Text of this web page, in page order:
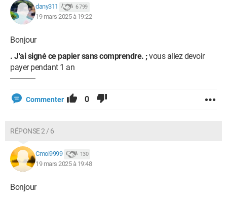
dany311 6 799
19 mars 2025 à 19:22
Bonjour
. J'ai signé ce papier sans comprendre. ;vous allez devoir
payer pendant 1 an
Commenter 0
RÉPONSE 2 / 6
Cmoi9999 130
19 mars 2025 à 19:48
Bonjour